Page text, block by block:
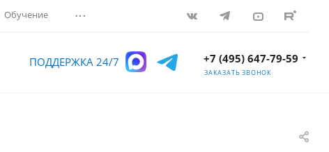
Обучение ...
ПОДДЕРЖКА 24/7 +7 (495) 647-79-59
ЗАКАЗАТЬ ЗВОНОК